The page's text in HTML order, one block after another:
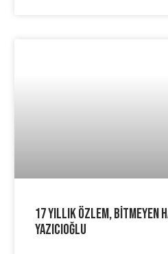
17 Yıllık Özlem, Bitmeyen
Yazıcıoğlu